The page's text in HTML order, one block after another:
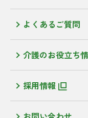
よくあるご質問
介護のお役立ち
採用情報